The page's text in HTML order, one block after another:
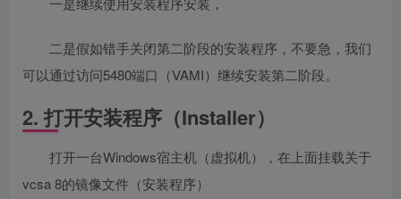
二是假如错手关闭第二阶段的安装程序，不要急，我们
可以通过访问5480端口（VAMI）继续安装第二阶段。
2. 打开安装程序（Installer）
打开一台Windows宿主机（虚拟机），在上面挂载关于
vcsa 8的镜像文件（安装程序）